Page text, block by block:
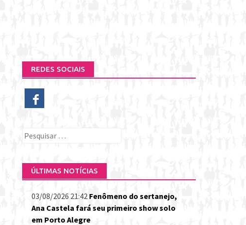
REDES SOCIAIS
Pesquisar
ÚLTIMAS NOTÍCIAS
03/08/2026 21:42 Fenômeno do sertanejo,
Ana Castela fará seu primeiro show solo
em Porto Alegre